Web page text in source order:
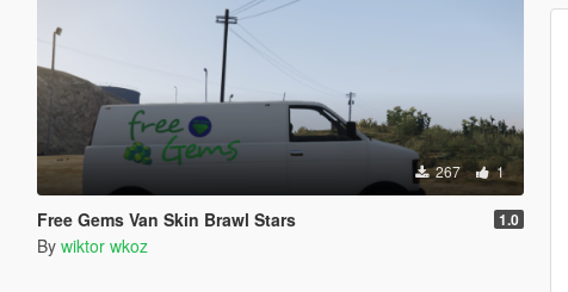
267 1
Free Gems Van Skin Brawl Stars 1.0
By wiktor wkoz